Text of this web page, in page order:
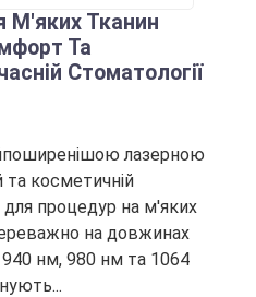
М'яких Тканин
Та
Стоматології
лазерною
та косметичній
для процедур на м'яких
на довжинах
нм, 980 нм та 1064